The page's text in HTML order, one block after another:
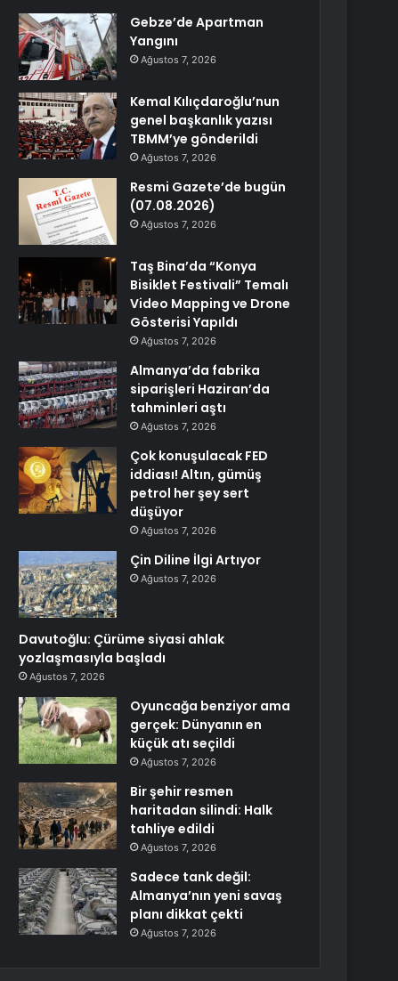
Gebze’de Apartman
Yangını
Ağustos 7, 2026
Kemal Kılıçdaroğlu’nun
genel başkanlık yazısı
TBMM’ye gönderildi
Ağustos 7, 2026
Resmi Gazete’de bugün
(07.08.2026)
Ağustos 7, 2026
Taş Bina’da “Konya
Bisiklet Festivali” Temalı
Video Mapping ve Drone
Gösterisi Yapıldı
Ağustos 7, 2026
Almanya’da fabrika
siparişleri Haziran’da
tahminleri aştı
Ağustos 7, 2026
Çok konuşulacak FED
iddiası! Altın, gümüş
petrol her şey sert
düşüyor
Ağustos 7, 2026
Çin Diline İlgi Artıyor
Ağustos 7, 2026
Davutoğlu: Çürüme siyasi ahlak
yozlaşmasıyla başladı
Ağustos 7, 2026
Oyuncağa benziyor ama
gerçek: Dünyanın en
küçük atı seçildi
Ağustos 7, 2026
Bir şehir resmen
haritadan silindi: Halk
tahliye edildi
Ağustos 7, 2026
Sadece tank değil:
Almanya’nın yeni savaş
planı dikkat çekti
Ağustos 7, 2026